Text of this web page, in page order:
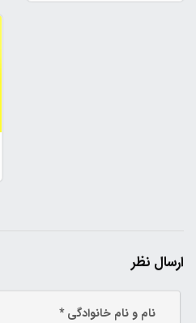
ارسال نظر
نام و نام خانوادگی *